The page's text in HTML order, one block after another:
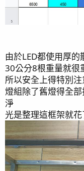
循環主馬 森森變頻
燈光 36W DIY LED
冷卻機 1/3 室內冷
更新日誌
[米粉產卵，小苗培
[蛋白機更新]2022-
由於LED都使用厚
30公分8根重量就很
所以安全上得特別
燈組除了舊燈得全
淨
光是整理這框架就